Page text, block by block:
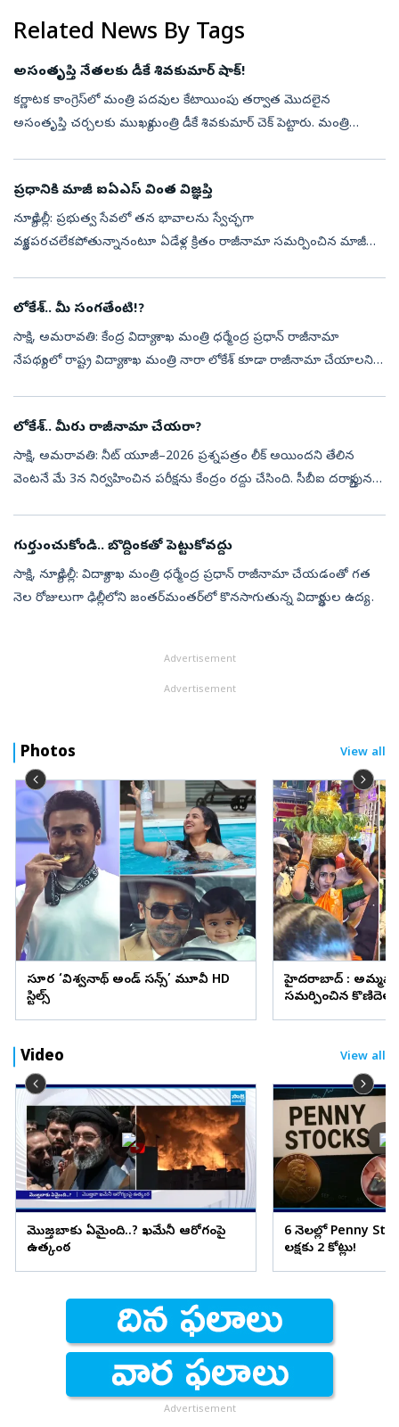
Related News By Tags
అసంతృప్తి నేతలకు డీకే శివకుమార్‌ షాక్‌!
కర్ణాటక కాంగ్రెస్‌లో మంత్రి పదవుల కేటాయింపు తర్వాత మొదలైన
అసంతృప్తి చర్చలకు ముఖ్యమంత్రి డీకే శివకుమార్‌ చెక్‌ పెట్టారు. మంత్రి
ప్రధానికి మాజీ ఐఏఎస్‌ వింత విజ్ఞప్తి
న్యూఢిల్లీ: ప్రభుత్వ సేవలో తన భావాలను స్వేచ్ఛగా
వ్యక్తపరచలేకపోతున్నానంటూ ఏడేళ్ల క్రితం రాజీనామా సమర్పించిన మాజీ
లోకేశ్‌.. మీ సంగతేంటి!?
సాక్షి, అమరావతి: కేంద్ర విద్యా శాఖ మంత్రి ధర్మేంద్ర ప్రధాన్‌ రాజీనామా
నేపథ్యంలో రాష్ట్ర విద్యా శాఖ మంత్రి నారా లోకేశ్‌ కూడా రాజీనామా చేయాలని
లోకేశ్‌.. మీరు రాజీనామా చేయరా?
సాక్షి, అమరావతి: నీట్‌ యూజీ–2026 ప్రశ్నపత్రం లీక్‌ అయిందని తేలిన
వెంటనే మే 3న నిర్వహించిన పరీక్షను కేంద్రం రద్దు చేసింది. సీబీఐ దర్యాప్తునకు
గుర్తుంచుకోండి.. బొద్దింకతో పెట్టుకోవద్దు
సాక్షి, న్యూఢిల్లీ: విద్యాశాఖ మంత్రి ధర్మేంద్ర ప్రధాన్‌ రాజీనామా చేయడంతో గత
నెల రోజులుగా ఢిల్లీలోని జంతర్‌మంతర్‌లో కొనసాగుతున్న విద్యార్థుల ఉద్యమం
Advertisement
Advertisement
Photos View all
సూర్య ‘విశ్వనాథ్ అండ్ సన్స్’ మూవీ HD
స్టిల్స్
హైదరాబాద్ :
సమర్పించిన కొణిదెల
Video View all
మొజ్తబాకు ఏమైంది..? ఖమేనీ ఆరోగ్యంపై
ఉత్కంఠ
6 నెలల్లో Penny
లక్షకు 2 కోట్లు!
Advertisement